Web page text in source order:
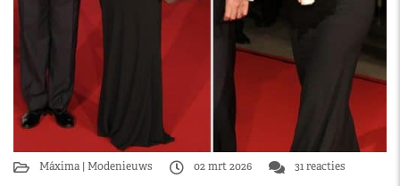
Máxima Modenieuws 02 mrt 2026 31 reacties